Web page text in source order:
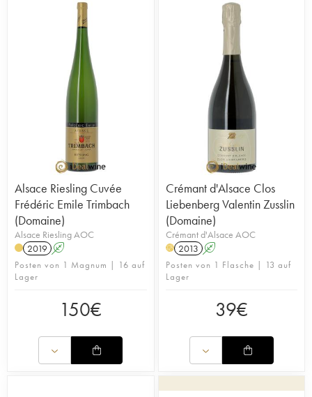
Alsace Riesling Cuvée
Frédéric Emile Trimbach
(Domaine)
Alsace Riesling AOC
2019 A
Posten von 1 Magnum | 16 auf
Lager
150€
Crémant d'Alsace Clos
Liebenberg Valentin Zusslin
(Domaine)
Crémant d'Alsace AOC
H 2013 A
Posten von 1 Flasche | 13 auf
Lager
39€